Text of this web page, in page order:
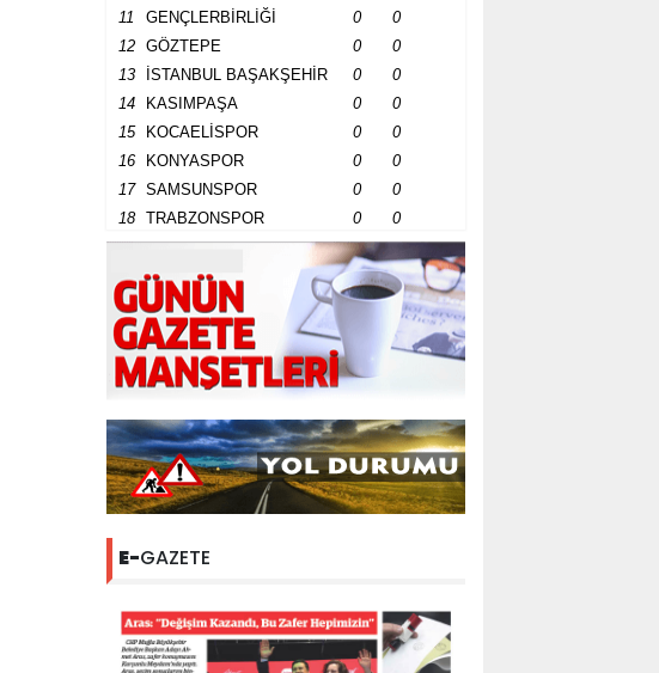
11 GENÇLERBİRLİĞİ 0
0
12
GÖZTEPE 0
0
13
İSTANBUL BAŞAKŞEHİR 0
0
14
KASIMPAŞA 0
0
15
KOCAELİSPOR 0
0
16
KONYASPOR 0
0
17
SAMSUNSPOR 0
0
18
TRABZONSPOR 0 0
E-GAZETE